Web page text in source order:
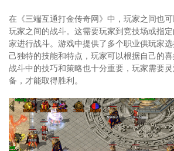
在《三端互通打金传奇网》中，玩家之间也
玩家之间的战斗。这需要玩家到竞技场或指
家进行战斗。游戏中提供了多个职业供玩家
己独特的技能和特点，玩家可以根据自己的喜
战斗中的技巧和策略也十分重要，玩家需要
备，才能取得胜利。